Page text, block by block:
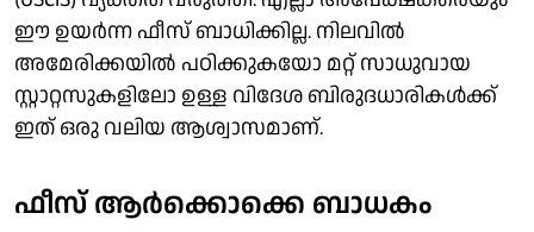
ഈ ഉയർന്ന ഫീസ് ബാധിക്കില്ല. നിലവിൽ
അമേരിക്കയിൽ പഠിക്കുകയോ മറ്റ് സാധുവായ
സ്റ്റാറ്റസുകളിലോ ഉള്ള വിദേശ ബിരുദധാരികൾക്ക്
ഇത് ഒരു വലിയ ആശ്വാസമാണ്.
ഫീസ് ആർക്കൊക്കെ ബാധകം